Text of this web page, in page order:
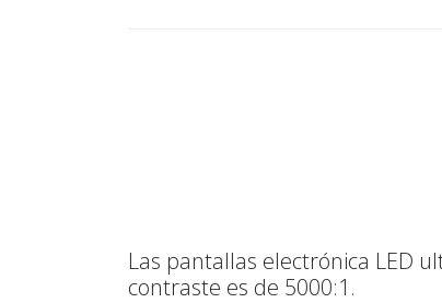
Las pantallas electrónica LED
contraste es de 5000:1.